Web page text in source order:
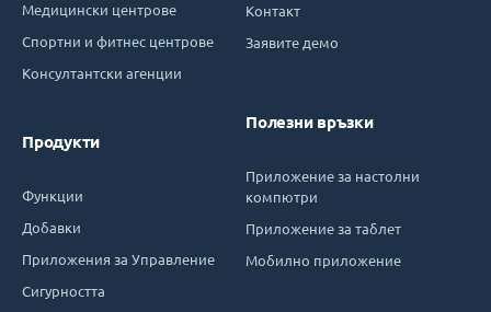
Медицински центрове
Спортни и фитнес центрове
Консултантски агенции
Продукти
Функции
Добавки
Приложения за Управление
Сигурността
Контакт
Заявите демо
Полезни връзки
Приложение за настолни
компютри
Приложение за таблет
Мобилно приложение